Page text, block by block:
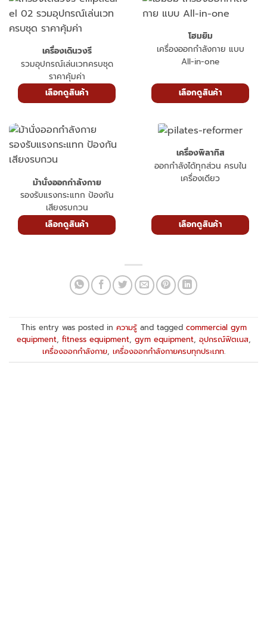
เครื่องเดินวงรี
รวมอุปกรณ์เล่นเวทครบชุด
ราคาคุ้มค่า
เลือกดูสินค้า
โฮมยิม
เครื่องออกกำลังกาย แบบ
All-in-one
เลือกดูสินค้า
ม้านั่งออกกำลังกาย
รองรับแรงกระแทก ป้องกัน
เสียงรบกวน
เลือกดูสินค้า
เครื่องพิลาทิส
ออกกำลังได้ทุกส่วน ครบใน
เครื่องเดียว
เลือกดูสินค้า
This entry was posted in ความรู้and tagged commercial gym
equipment, fitness equipment, gym equipment, อุปกรณ์ฟิตเนส,
เครื่องออกกำลังกาย, เครื่องออกกำลังกายครบทุกประเภท.